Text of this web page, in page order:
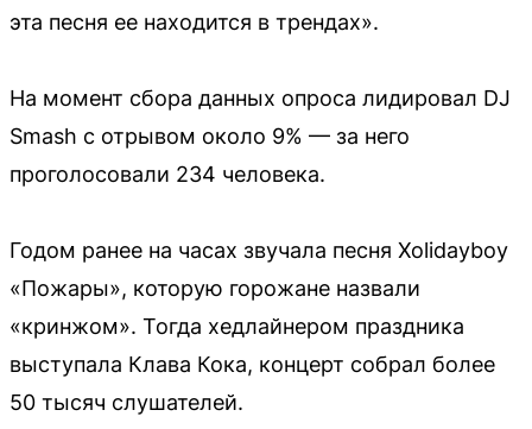
эта песня ее находится в трендах».
На момент сбора данных опроса лидировал DJ
Smash с отрывом около 9% — за него
проголосовали 234 человека.
Годом ранее на часах звучала песня Xolidayboy
«Пожары», которую горожане назвали
«кринжом». Тогда хедлайнером праздника
выступала Клава Кока, концерт собрал более
50 тысяч слушателей.